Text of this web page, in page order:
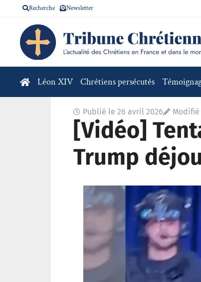
Recherche Newsletter
Léon XIV Chrétiens persécutés
Publié le 26 avril 2026
[Vidéo]
Trump